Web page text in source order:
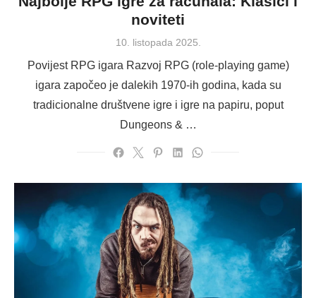
noviteti
Posted
10. listopada 2025.
Povijest RPG igara Razvoj RPG (role-playing game)
igara započeo je dalekih 1970-ih godina, kada su
tradicionalne društvene igre i igre na papiru, poput
Dungeons & …